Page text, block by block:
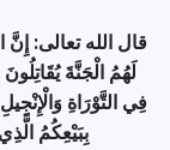
قال الله تعالى:
لَهُمُ الْجَنَّةَ
فِي التَّوْرَاةِ
بِبَيْعِكُمُ